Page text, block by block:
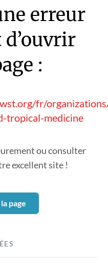
erreur
:
fr/
tropical-medicine
ou consulter
excellent site !
page